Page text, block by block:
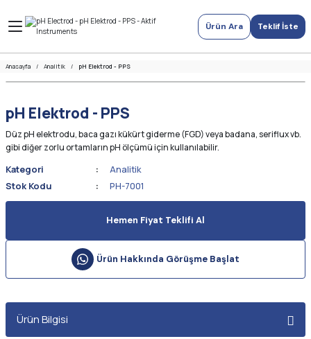
Ürün Ara Teklif İste
Anasayfa Analitik pH Elektrod - PPS
pH Elektrod - PPS
Düz pH elektrodu, baca gazı kükürt giderme (FGD) veya badana, seriflux vb.
gibi diğer zorlu ortamların pH ölçümü için kullanılabilir.
Kategori
Analitik
Stok Kodu
PH-7001
Hemen Fiyat Teklifi Al
Ürün Hakkında Görüşme Başlat
Ürün Bilgisi